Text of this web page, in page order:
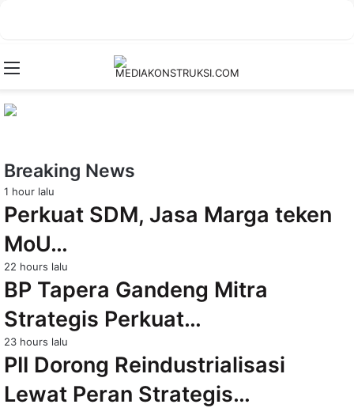
Breaking News
1 hour lalu
Perkuat SDM, Jasa Marga teken
MoU…
22 hours lalu
BP Tapera Gandeng Mitra
Strategis Perkuat…
23 hours lalu
PII Dorong Reindustrialisasi
Lewat Peran Strategis…